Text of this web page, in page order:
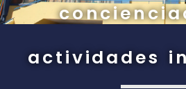
actividades